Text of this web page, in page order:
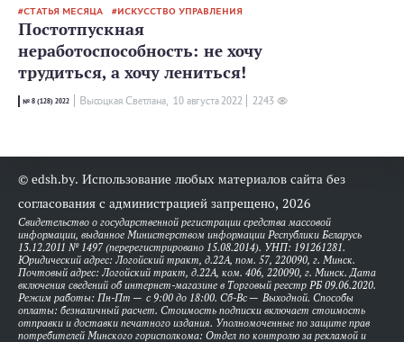
СТАТЬЯ МЕСЯЦА ИСКУССТВО УПРАВЛЕНИЯ
Постотпускная
неработоспособность: не хочу
трудиться, а хочу лениться!
№ 8 (128) 2022 Высоцкая Светлана, 10 августа 2022 2243
© edsh.by. Использование любых материалов сайта без
согласования с администрацией запрещено, 2026
Свидетельство о государственной регистрации средства массовой
информации, выданное Министерством информации Республики Беларусь
13.12.2011 № 1497 (перерегистрировано 15.08.2014). УНП: 191261281.
Юридический адрес: Логойский тракт, д.22А, пом. 57, 220090, г. Минск.
Почтовый адрес: Логойский тракт, д.22А, ком. 406, 220090, г. Минск. Дата
включения сведений об интернет-магазине в Торговый реестр РБ 09.06.2020.
Режим работы: Пн-Пт — с 9:00 до 18:00. Сб-Вс — Выходной. Способы
оплаты: безналичный расчет. Стоимость подписки включает стоимость
отправки и доставки печатного издания. Уполномоченные по защите прав
потребителей Минского горисполкома: Отдел по контролю за рекламой и